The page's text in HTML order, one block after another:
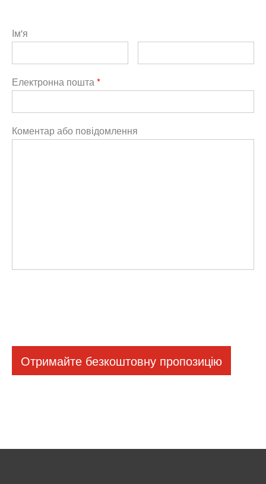
Ім'я
Електронна пошта*
Коментар або повідомлення
Отримайте безкоштовну пропозицію